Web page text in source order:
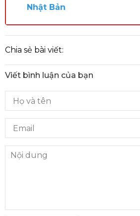
Nhật Bản
Chia sẻ bài viết:
Viết bình luận của bạn